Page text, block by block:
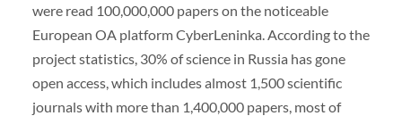
were read 100,000,000 papers on the noticeable
European OA platform CyberLeninka. According to the
project statistics, 30% of science in Russia has gone
open access, which includes almost 1,500 scientific
journals with more than 1,400,000 papers, most of